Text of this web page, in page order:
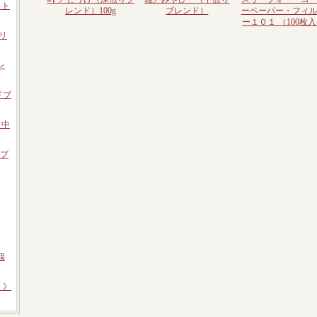
ブ
レンド）100g
ブレンド）
ーペーパー・フィ
ー１０１ （100枚入